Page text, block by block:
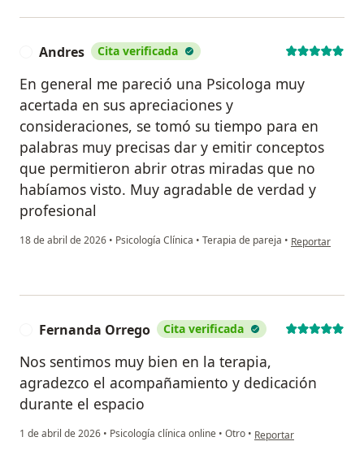
Andres Cita verificada
En general me pareció una Psicologa muy
acertada en sus apreciaciones y
consideraciones, se tomó su tiempo para en
palabras muy precisas dar y emitir conceptos
que permitieron abrir otras miradas que no
habíamos visto. Muy agradable de verdad y
profesional
18 de abril de 2026 • Psicología Clínica • Terapia de pareja • en opinión del
Reportar
Fernanda Orrego Cita verificada
Nos sentimos muy bien en la terapia,
agradezco el acompañamiento y dedicación
durante el espacio
1 de abril de 2026 • Psicología clínica online • Otro • en opinión del usuario
Reportar